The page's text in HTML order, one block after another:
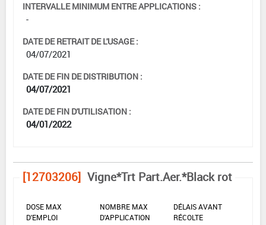
INTERVALLE MINIMUM ENTRE APPLICATIONS :
-
DATE DE RETRAIT DE L'USAGE :
04/07/2021
DATE DE FIN DE DISTRIBUTION :
04/07/2021
DATE DE FIN D'UTILISATION :
04/01/2022
[12703206] Vigne*Trt Part.Aer.*Black rot
DOSE MAX
D'EMPLOI
NOMBRE MAX
D'APPLICATION
DÉLAIS AVANT
RÉCOLTE